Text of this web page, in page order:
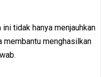
tidak hanya menjauhkan
membantu menghasilkan